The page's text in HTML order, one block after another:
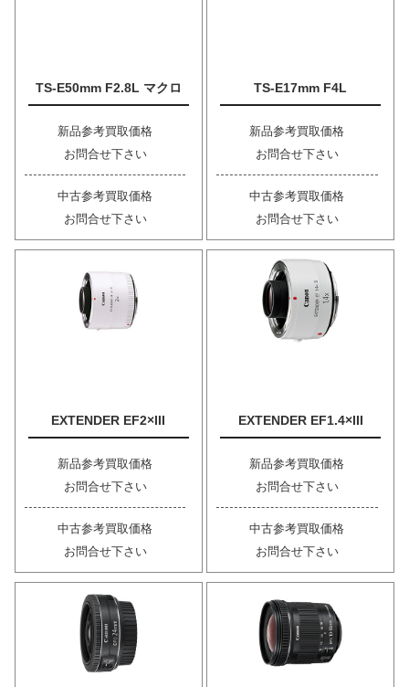
TS-E50mm F2.8L マクロ
新品参考買取価格
お問合せ下さい
中古参考買取価格
お問合せ下さい
TS-E17mm F4L
新品参考買取価格
お問合せ下さい
中古参考買取価格
お問合せ下さい
EXTENDER EF2×III
新品参考買取価格
お問合せ下さい
中古参考買取価格
お問合せ下さい
EXTENDER EF1.4×III
新品参考買取価格
お問合せ下さい
中古参考買取価格
お問合せ下さい